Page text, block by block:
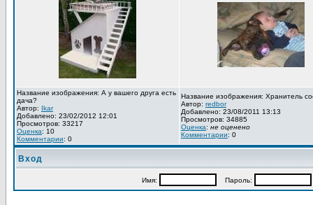
Название изображения: А у вашего друга есть
дача?
Автор: Ikar
Добавлено: 23/02/2012 12:01
Просмотров: 33217
Оценка: 10
Комментарии: 0
Название изображения: Хранитель
Автор: redbor
Добавлено: 23/08/2011 13:13
Просмотров: 34885
Оценка: не оценено
Комментарии: 0
Вход
Имя: Пароль: